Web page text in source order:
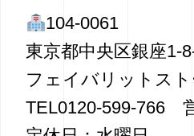
104-0061
東京都中央区銀座
フェイバリットス
TEL0120-599-766